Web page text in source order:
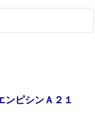
ンピシンＡ２１